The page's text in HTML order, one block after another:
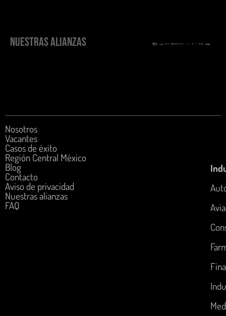
NUESTRAS ALIANZAS
Nosotros
Vacantes
Casos de éxito
Región Central México
Blog
Contacto
Aviso de privacidad
Nuestras alianzas
FAQ